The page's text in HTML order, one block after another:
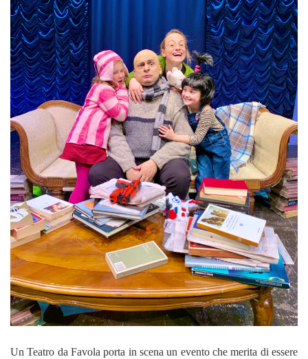
Un Teatro da Favola porta in scena un evento che merita di essere